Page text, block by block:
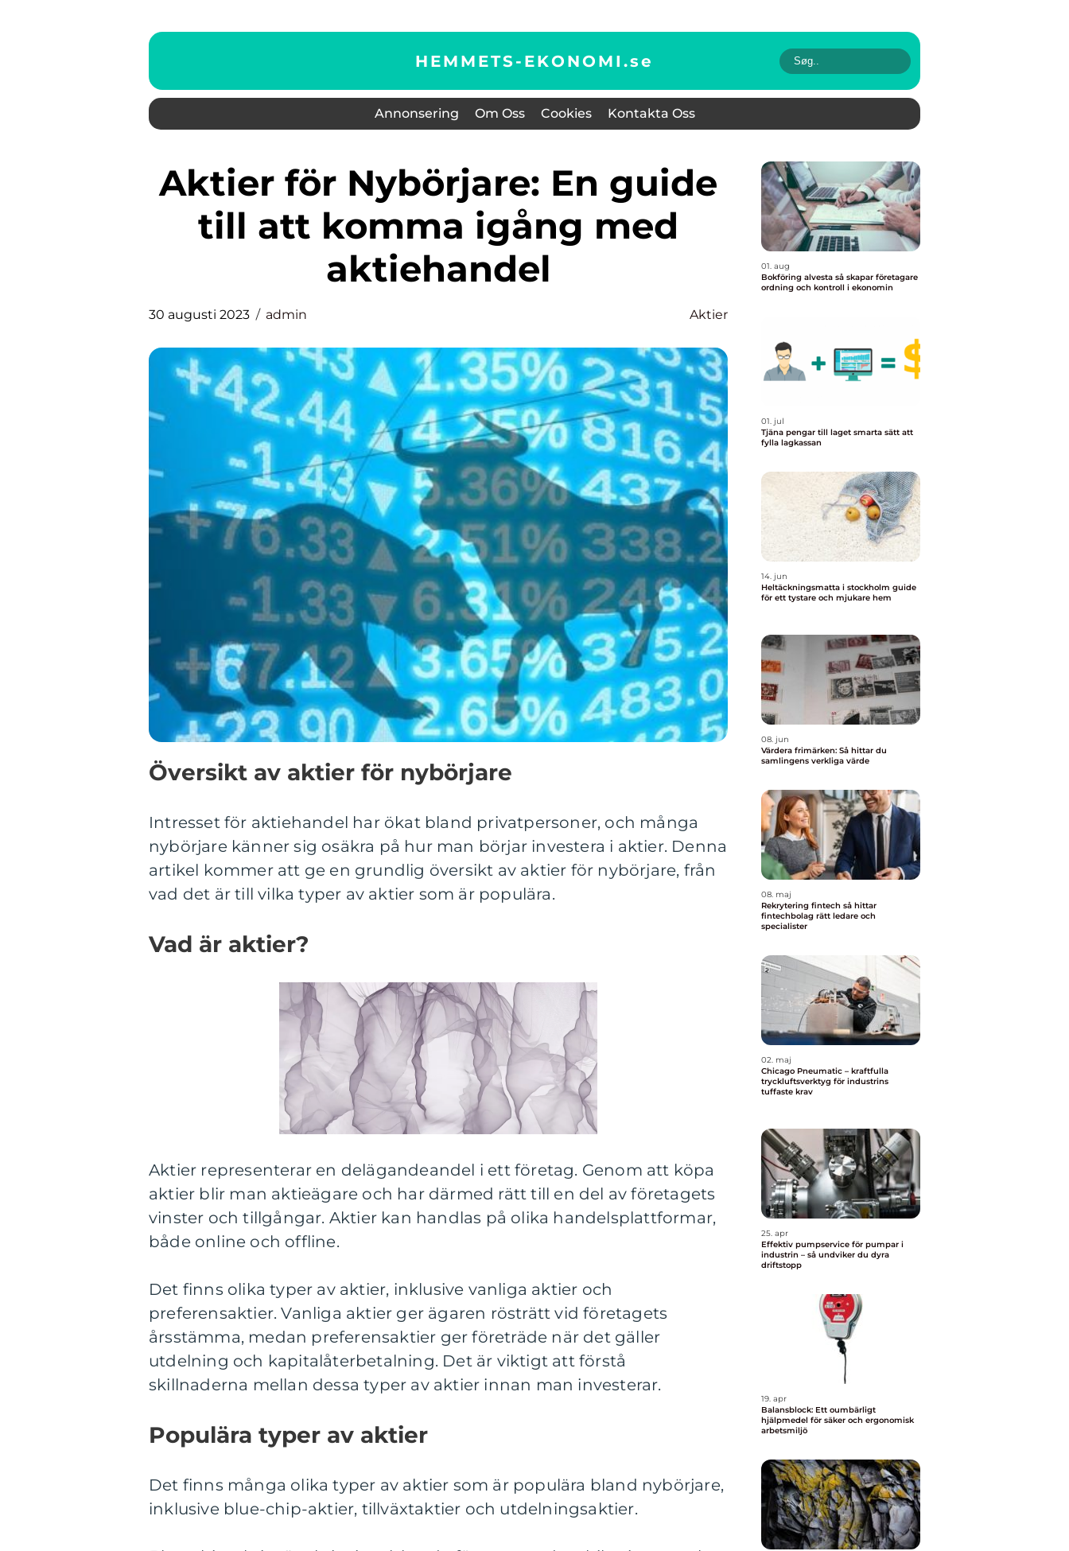
HEMMETS-EKONOMI.se
Annonsering Om Oss Cookies Kontakta Oss
Aktier för Nybörjare: En guide
till att komma igång med
aktiehandel
30 augusti 2023 admin Aktier
Översikt av aktier för nybörjare
Intresset för aktiehandel har ökat bland privatpersoner, och många
nybörjare känner sig osäkra på hur man börjar investera i aktier. Denna
artikel kommer att ge en grundlig översikt av aktier för nybörjare, från
vad det är till vilka typer av aktier som är populära.
Vad är aktier?
Aktier representerar en delägandeandel i ett företag. Genom att köpa
aktier blir man aktieägare och har därmed rätt till en del av företagets
vinster och tillgångar. Aktier kan handlas på olika handelsplattformar,
både online och offline.
Det finns olika typer av aktier, inklusive vanliga aktier och
preferensaktier. Vanliga aktier ger ägaren rösträtt vid företagets
årsstämma, medan preferensaktier ger företräde när det gäller
utdelning och kapitalåterbetalning. Det är viktigt att förstå
skillnaderna mellan dessa typer av aktier innan man investerar.
Populära typer av aktier
Det finns många olika typer av aktier som är populära bland nybörjare,
inklusive blue-chip-aktier, tillväxtaktier och utdelningsaktier.
01. aug
Bokföring alvesta så skapar företagare
ordning och kontroll i ekonomin
01. jul
Tjäna pengar till laget smarta sätt att
fylla lagkassan
14. jun
Heltäckningsmatta i stockholm guide
för ett tystare och mjukare hem
08. jun
Värdera frimärken: Så hittar du
samlingens verkliga värde
08. maj
Rekrytering fintech så hittar
fintechbolag rätt ledare och
specialister
02. maj
Chicago Pneumatic – kraftfulla
tryckluftsverktyg för industrins
tuffaste krav
25. apr
Effektiv pumpservice för pumpar i
industrin – så undviker du dyra
driftstopp
19. apr
Balansblock: Ett oumbärligt
hjälpmedel för säker och ergonomisk
arbetsmiljö